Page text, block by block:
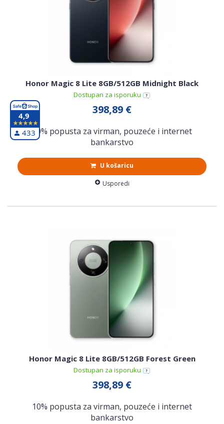
Honor Magic 8 Lite 8GB/512GB Midnight Black
Dostupan za isporuku
398,89 €
10% popusta za virman, pouzeće i internet
bankarstvo
U košaricu
Usporedi
Honor Magic 8 Lite 8GB/512GB Forest Green
Dostupan za isporuku
398,89 €
10% popusta za virman, pouzeće i internet
bankarstvo
4,9
433